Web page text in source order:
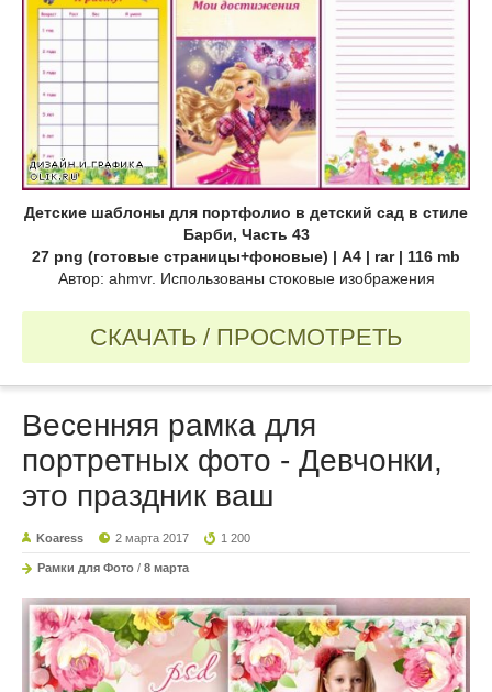
Детские шаблоны для портфолио в детский сад в стиле
Барби, Часть 43
27 png (готовые страницы+фоновые) | А4 | rar | 116 mb
Автор: ahmvr. Использованы стоковые изображения
СКАЧАТЬ / ПРОСМОТРЕТЬ
Весенняя рамка для
портретных фото - Девчонки,
это праздник ваш
Koaress 2 марта 2017 1 200
Рамки для Фото / 8 марта